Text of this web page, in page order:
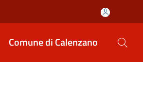
Comune di Calenzano